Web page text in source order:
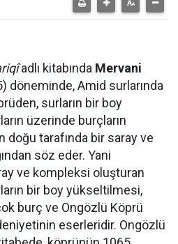
adlı kitabında Mervani
döneminde, Amid surlarında
surların bir boy
üzerinde burçların
doğu tarafında bir saray ve
söz eder. Yani
ve kompleksi oluşturan
bir boy yükseltilmesi,
burç ve Ongözlü Köprü
eserleridir. Ongözlü